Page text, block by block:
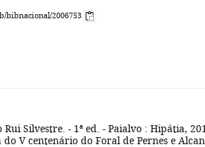
bibnacional/2006753
Rui Silvestre. - 1ª ed. - Paialvo : Hipátia,
V centenário do Foral de Pernes e